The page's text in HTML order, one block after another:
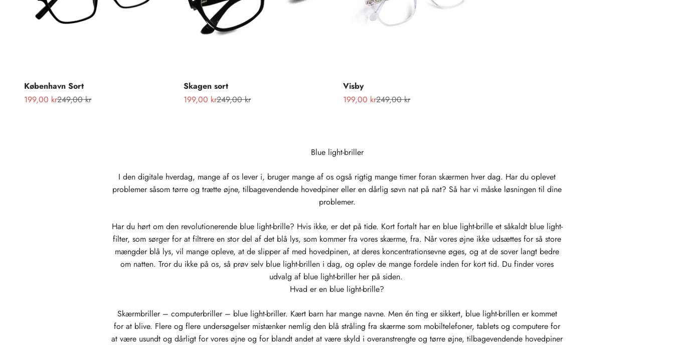
København Sort
Salgspris
199,00 krNormalpris
249,00 kr
Skagen sort
Salgspris
199,00 krNormalpris
249,00 kr
Visby
Salgspris
199,00 krNormalpris
249,00 kr
Blue light-briller
I den digitale hverdag, mange af os lever i, bruger mange af os også rigtig mange timer foran skærmen hver dag. Har du oplevet
problemer såsom tørre og trætte øjne, tilbagevendende hovedpiner eller en dårlig søvn nat på nat? Så har vi måske løsningen til dine
problemer.
Har du hørt om den revolutionerende blue light-brille? Hvis ikke, er det på tide. Kort fortalt har en blue light-brille et såkaldt blue light-
filter, som sørger for at filtrere en stor del af det blå lys, som kommer fra vores skærme, fra. Når vores øjne ikke udsættes for så store
mængder blå lys, vil mange opleve, at de slipper af med hovedpinen, at deres koncentrationsevne øges, og at de sover langt bedre
om natten. Tror du ikke på os, så prøv selv blue light-brillen i dag, og oplev de mange fordele inden for kort tid. Du finder vores
udvalg af blue light-briller her på siden.
Hvad er en blue light-brille?
Skærmbriller – computerbriller – blue light-briller. Kært barn har mange navne. Men én ting er sikkert, blue light-brillen er kommet
for at blive. Flere og flere undersøgelser mistænker nemlig den blå stråling fra skærme som mobiltelefoner, tablets og computere for
at være usundt og dårligt for vores øjne og for blandt andet at være skyld i overanstrengte og tørre øjne, tilbagevendende hovedpiner